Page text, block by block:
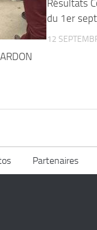
Résultats
du 1er
12
Partenaires